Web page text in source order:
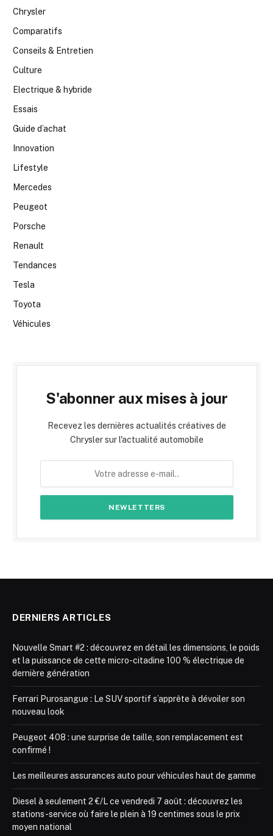
Chrysler
Comparatifs
Conseils & Entretien
Culture
Electrique & hybride
Essais
Guide d’achat
Innovation
Lifestyle
Mercedes
Peugeot
Porsche
Renault
Tendances
Tesla
Toyota
Véhicules
S'abonner aux mises à jour
Recevez les dernières actualités créatives de
Chrysler sur l'actualité automobile
DERNIERS ARTICLES
Nouvelle Smart #2 : découvrez en détail les dimensions, le poids
et la puissance de cette micro-citadine 100 % électrique de
dernière génération
Ferrari Purosangue : Le SUV sportif s’apprête à dévoiler son
nouveau look
Peugeot 408 : une surprise de taille, son remplacement est
confirmé !
Les meilleures assurances auto pour véhicules haut de gamme
Diesel à seulement 2 €/L ce vendredi 7 août : découvrez les
stations-service où faire le plein à 19 centimes sous le prix
moyen national